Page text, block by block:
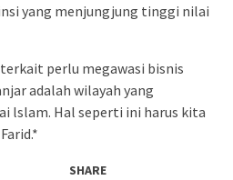
yang menjungjung tinggi nilai
perlu megawasi bisnis
adalah wilayah yang
lslam. Hal seperti ini harus kita
SHARE